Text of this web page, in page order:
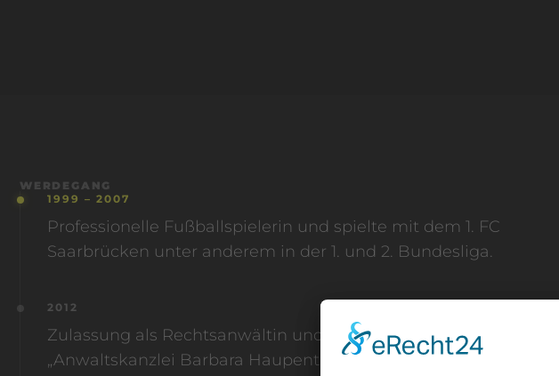
WERDEGANG
1999 – 2007
Professionelle Fußballspielerin und spielte mit dem 1. FC
Saarbrücken unter anderem in der 1. und 2. Bundesliga.
2012
Zulassung als Rechtsanwältin und Gründung der
„Anwaltskanzlei Barbara Haupenthal“ in Saarbrücken.